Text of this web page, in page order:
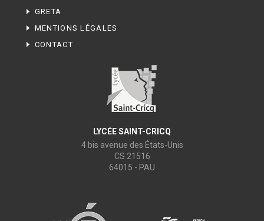
GRETA
MENTIONS LÉGALES
CONTACT
LYCÉE SAINT-CRICQ
4 bis avenue des États-Unis
CS 21516
64015 - PAU